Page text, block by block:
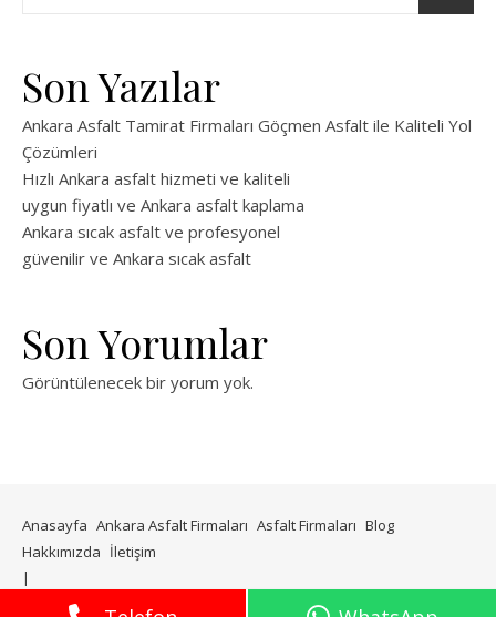
Son Yazılar
Ankara Asfalt Tamirat Firmaları Göçmen Asfalt ile Kaliteli Yol
Çözümleri
Hızlı Ankara asfalt hizmeti ve kaliteli
uygun fiyatlı ve Ankara asfalt kaplama
Ankara sıcak asfalt ve profesyonel
güvenilir ve Ankara sıcak asfalt
Son Yorumlar
Görüntülenecek bir yorum yok.
Anasayfa Ankara Asfalt Firmaları Asfalt Firmaları Blog
Hakkımızda İletişim
tarafından Ashe teması.